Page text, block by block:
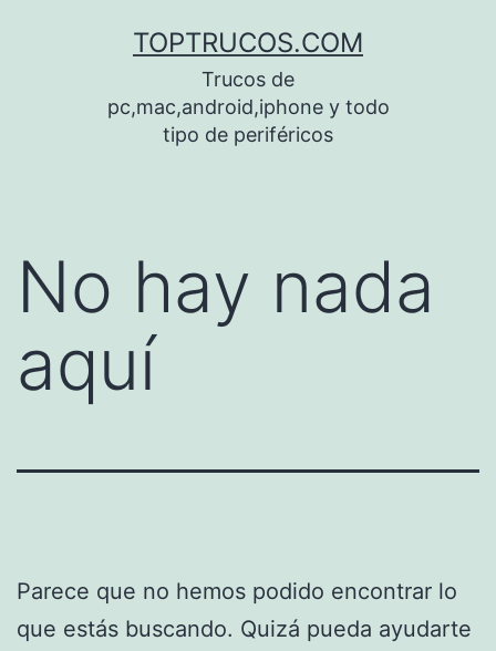
TOPTRUCOS.COM
Trucos de
pc,mac,android,iphone y todo
tipo de periféricos
No hay nada
aquí
Parece que no hemos podido encontrar lo
que estás buscando. Quizá pueda ayudarte